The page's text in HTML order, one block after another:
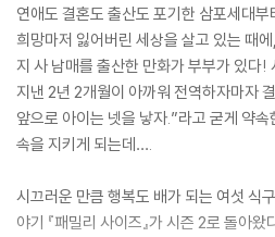
연애도 결혼도 출산도 포기한 삼포세대
희망마저 잃어버린 세상을 살고 있는 때
지 사 남매를 출산한 만화가 부부가 있다!
지낸 2년 2개월이 아까워 전역하자마자
앞으로 아이는 넷을 낳자.”라고 굳게 약
속을 지키게 되는데….
시끄러운 만큼 행복도 배가 되는 여섯 식
야기 『패밀리 사이즈』가 시즌 2로 돌아